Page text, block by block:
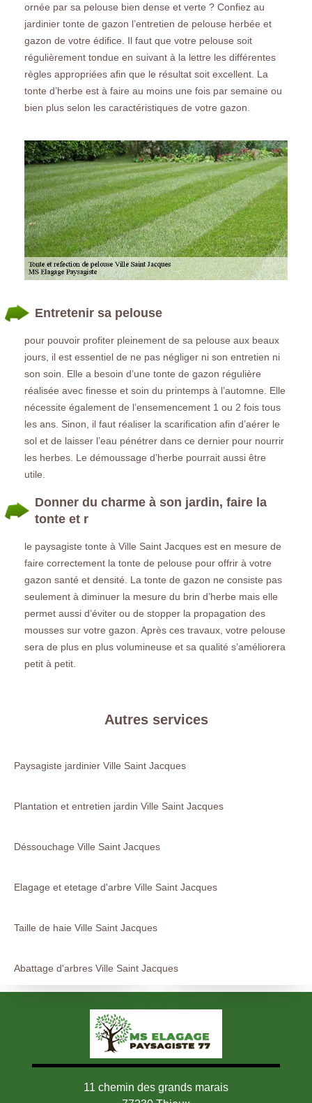
ornée par sa pelouse bien dense et verte ? Confiez au
jardinier tonte de gazon l’entretien de pelouse herbée et
gazon de votre édifice. Il faut que votre pelouse soit
régulièrement tondue en suivant à la lettre les différentes
règles appropriées afin que le résultat soit excellent. La
tonte d’herbe est à faire au moins une fois par semaine ou
bien plus selon les caractéristiques de votre gazon.
Entretenir sa pelouse
pour pouvoir profiter pleinement de sa pelouse aux beaux
jours, il est essentiel de ne pas négliger ni son entretien ni
son soin. Elle a besoin d’une tonte de gazon régulière
réalisée avec finesse et soin du printemps à l’automne. Elle
nécessite également de l’ensemencement 1 ou 2 fois tous
les ans. Sinon, il faut réaliser la scarification afin d’aérer le
sol et de laisser l’eau pénétrer dans ce dernier pour nourrir
les herbes. Le démoussage d’herbe pourrait aussi être
utile.
Donner du charme à son jardin, faire la
tonte et r
le paysagiste tonte à Ville Saint Jacques est en mesure de
faire correctement la tonte de pelouse pour offrir à votre
gazon santé et densité. La tonte de gazon ne consiste pas
seulement à diminuer la mesure du brin d’herbe mais elle
permet aussi d’éviter ou de stopper la propagation des
mousses sur votre gazon. Après ces travaux, votre pelouse
sera de plus en plus volumineuse et sa qualité s’améliorera
petit à petit.
Autres services
Paysagiste jardinier Ville Saint Jacques
Plantation et entretien jardin Ville Saint Jacques
Déssouchage Ville Saint Jacques
Elagage et etetage d'arbre Ville Saint Jacques
Taille de haie Ville Saint Jacques
Abattage d'arbres Ville Saint Jacques
11 chemin des grands marais